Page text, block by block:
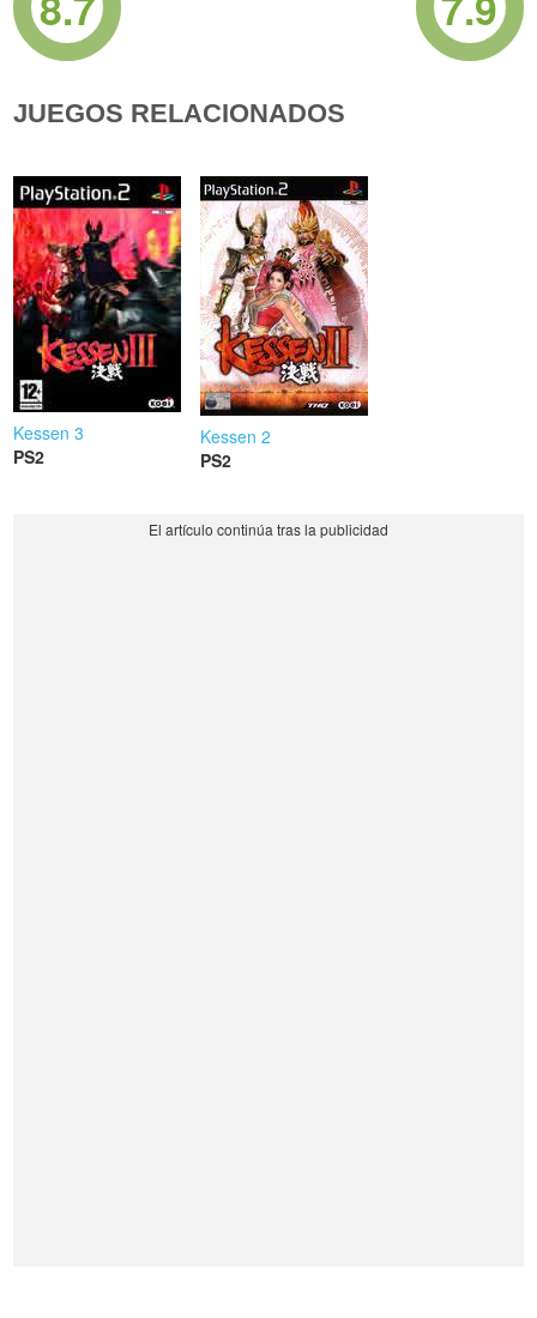
JUEGOS RELACIONADOS
Kessen 3
PS2
Kessen 2
PS2